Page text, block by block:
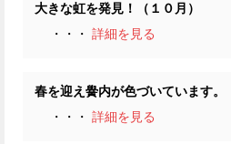
大きな虹を発見！（１０月）
・・・ 詳細を見る
春を迎え黌内が色づいています。
・・・ 詳細を見る